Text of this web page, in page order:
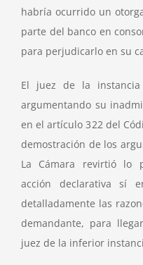
habría ocurrido un
parte del banco en
para perjudicarlo en su
El juez de la
argumentando su
en el artículo 322 del
demostración de los
La Cámara revirtió lo
acción declarativa sí
detalladamente las
demandante, para
juez de la inferior